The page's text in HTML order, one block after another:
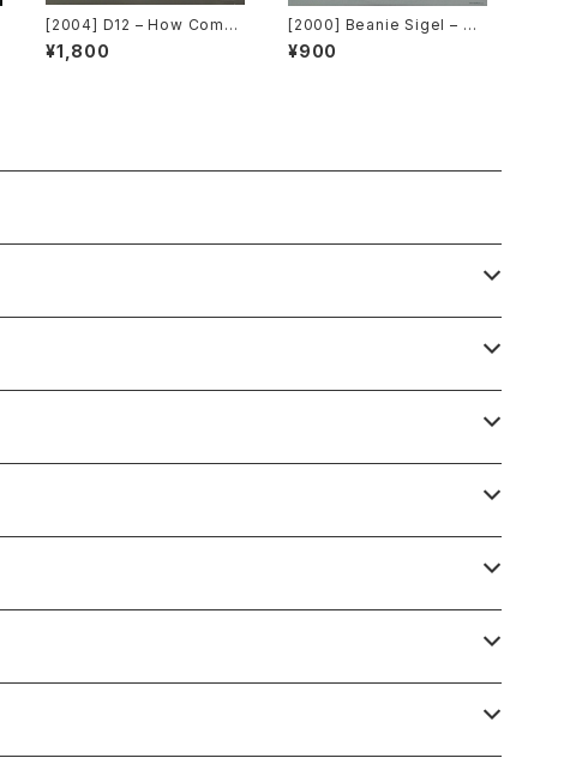
[2004] D12 – How Come
/ American Psycho [Shad
y Records][PROMO]
¥1,800
[2000] Beanie Sigel – Re
member Them Days / Ra
w & Uncut [Roc-A-Fella
¥900